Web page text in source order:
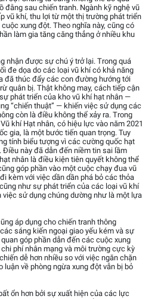
đằng sau chiến tranh. Ngành kỹ nghệ vũ
vũ khí, thu lợi từ một thị trường phát triển
xung đột. Theo nghĩa này, cũng có
làm gia tăng căng thẳng ở nhiều khu
nhận được sự chú ý trở lại. Trong quá
đe dọa do các loại vũ khí có khả năng
đã thúc đẩy các con đường hướng tới
quân bị. Thật không may, cách tiếp cận
phát triển của kho vũ khí hạt nhân —
“chiến thuật” — khiến việc sử dụng các
còn là điều không thể xảy ra. Trong
khí Hạt nhân, có hiệu lực vào năm 2021
gia, là một bước tiến quan trọng. Tuy
tính biểu tượng vì các cường quốc hạt
Điều này đã dẫn đến niềm tin sai lầm
nhân là điều kiện tiên quyết không thể
góp phần vào một cuộc chạy đua vũ
kèm với việc dần dần phá bỏ các thỏa
như sự phát triển của các loại vũ khí
việc sử dụng chúng dường như là một lựa
áp dụng cho chiến tranh thông
sáng kiến ngoại giao yếu kém và sự
góp phần dẫn đến các cuộc xung
phí nhân mạng và môi trường cực kỳ
dễ hơn nhiều so với việc ngăn chặn
luận về phòng ngừa xung đột vẫn bị bỏ
ổn hơn bởi sự xuất hiện của các lực